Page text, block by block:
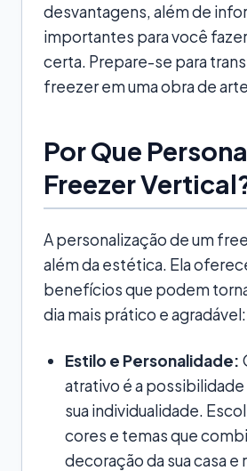
desvantagens, além de
importantes para você
certa. Prepare-se para
freezer em uma obra de
Por Que
Freezer
A personalização de um
além da estética. Ela
benefícios que podem
dia mais prático e agradável:
Estilo e Personalidade:
atrativo é a
sua individualidade.
cores e temas que
decoração da sua casa e